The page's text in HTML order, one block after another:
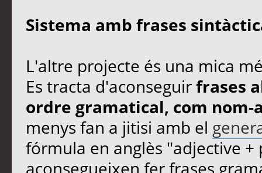
Sistema amb frases
L'altre projecte és una mica
Es tracta d'aconseguirfrases
ordre gramatical, com
menys fan a jitisi amb el
fórmula en anglès "adjective